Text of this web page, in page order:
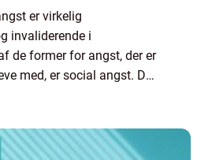
er virkelig
invaliderende i
de former for angst, der er
med, er social angst. Der